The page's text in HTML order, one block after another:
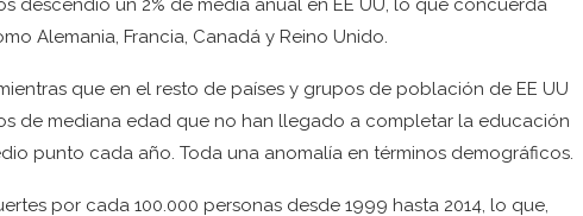
descendió un 2% de media anual en EE UU, lo que concuerda
Alemania, Francia, Canadá y Reino Unido.
que en el resto de países y grupos de población de EE UU
de mediana edad que no han llegado a completar la educación
punto cada año. Toda una anomalía en términos demográficos.
por cada 100.000 personas desde 1999 hasta 2014, lo que,